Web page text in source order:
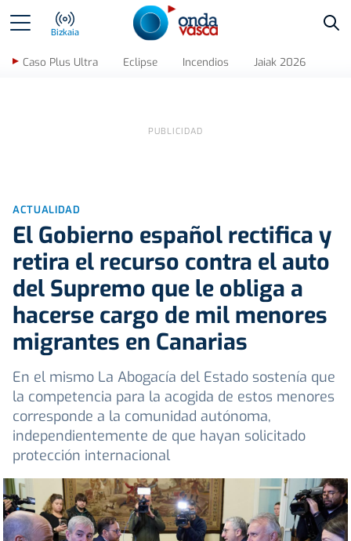
Bizkaia
Caso Plus Ultra Eclipse Incendios Jaiak 2026
ACTUALIDAD
El Gobierno español rectifica y
retira el recurso contra el auto
del Supremo que le obliga a
hacerse cargo de mil menores
migrantes en Canarias
En el mismo La Abogacía del Estado sostenía que
la competencia para la acogida de estos menores
corresponde a la comunidad autónoma,
independientemente de que hayan solicitado
protección internacional